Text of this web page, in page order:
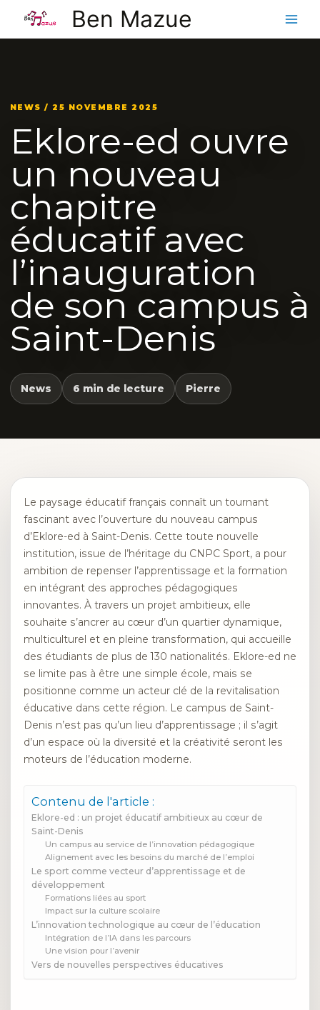
contenu
Ben Mazue
NEWS / 25 NOVEMBRE 2025
Eklore-ed ouvre
un nouveau
chapitre
éducatif avec
l’inauguration
de son campus à
Saint-Denis
News 6 min de lecture Pierre
Le paysage éducatif français connaît un tournant
fascinant avec l’ouverture du nouveau campus
d’Eklore-ed à Saint-Denis. Cette toute nouvelle
institution, issue de l’héritage du CNPC Sport, a pour
ambition de repenser l’apprentissage et la formation
en intégrant des approches pédagogiques
innovantes. À travers un projet ambitieux, elle
souhaite s’ancrer au cœur d’un quartier dynamique,
multiculturel et en pleine transformation, qui accueille
des étudiants de plus de 130 nationalités. Eklore-ed ne
se limite pas à être une simple école, mais se
positionne comme un acteur clé de la revitalisation
éducative dans cette région. Le campus de Saint-
Denis n’est pas qu’un lieu d’apprentissage ; il s’agit
d’un espace où la diversité et la créativité seront les
moteurs de l’éducation moderne.
Contenu de l'article :
Eklore-ed : un projet éducatif ambitieux au cœur de
Saint-Denis
Un campus au service de l’innovation pédagogique
Alignement avec les besoins du marché de l’emploi
Le sport comme vecteur d’apprentissage et de
développement
Formations liées au sport
Impact sur la culture scolaire
L’innovation technologique au cœur de l’éducation
Intégration de l’IA dans les parcours
Une vision pour l’avenir
Vers de nouvelles perspectives éducatives